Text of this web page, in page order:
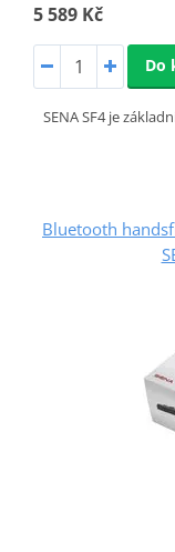
5 589 Kč
Do
SENA SF4 je
Bluetooth